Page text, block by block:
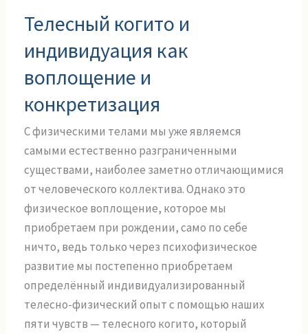
Телесный когито и
индивидуация как
воплощение и
конкретизация
С физическими телами мы уже являемся
самыми естественно разграниченными
существами, наиболее заметно отличающимися
от человеческого коллектива. Однако это
физическое воплощение, которое мы
приобретаем при рождении, само по себе
ничто, ведь только через психофизическое
развитие мы постепенно приобретаем
определённый индивидуализированный
телесно-физический опыт с помощью наших
пяти чувств — телесного когито, который
когито
индивидуация
как
воплощение
конкретизация